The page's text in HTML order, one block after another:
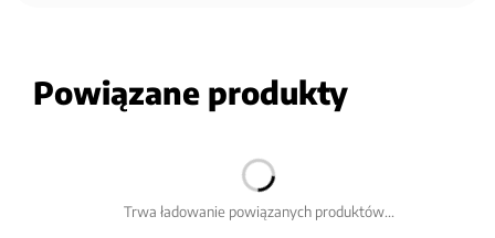
Powiązane produkty
Trwa ładowanie powiązanych produktów...